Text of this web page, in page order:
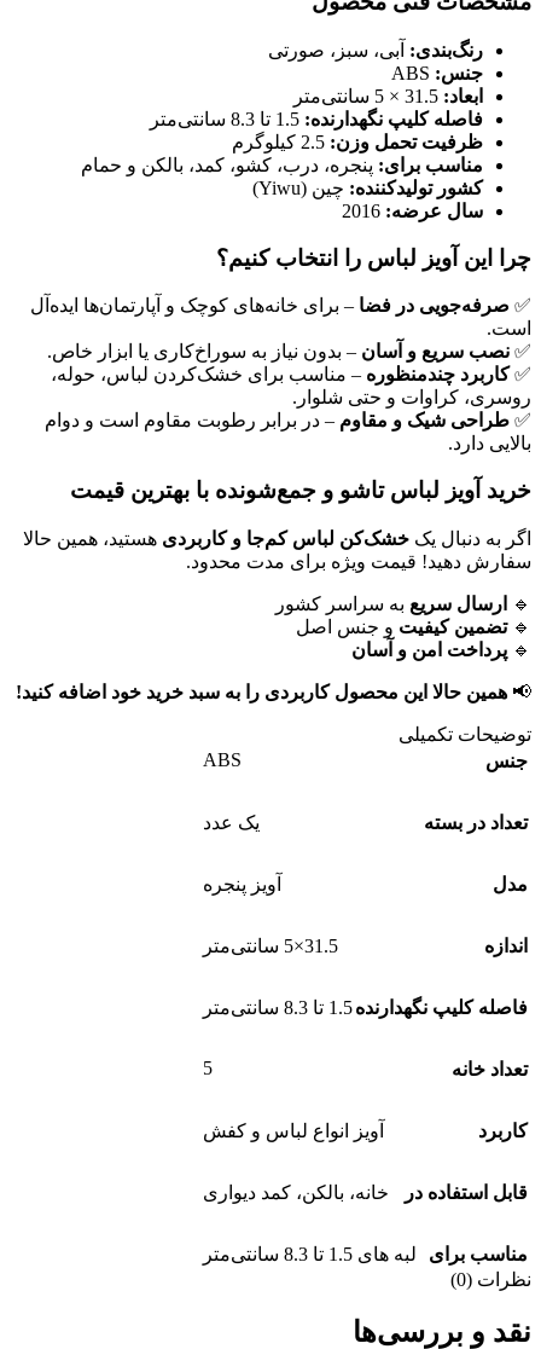
رنگ‌بندی: آبی، سبز، صورتی
جنس:
ابعاد:
فاصله کلیپ نگهدارنده:
ظرفیت تحمل وزن:
مناسب برای: پنجره، درب، کشو، کمد، بالکن و حمام
کشور تولیدکننده: چین (Yiwu)
سال عرضه:
چرا این آویز لباس را انتخاب کنیم؟
✅ صرفه‌جویی در فضا – برای خانه‌های کوچک و آپارتمان‌ها ایده‌آل
است.
✅ نصب سریع و آسان – بدون نیاز به سوراخ‌کاری یا ابزار خاص.
✅کاربرد چندمنظوره – مناسب برای خشک‌کردن لباس، حوله،
روسری، کراوات و حتی شلوار.
✅ طراحی شیک و مقاوم – در برابر رطوبت مقاوم است و دوام
بالایی دارد.
خرید آویز لباس تاشو و جمع‌شونده با بهترین قیمت
اگر به دنبال یک خشک‌کن لباس کم‌جا و کاربردی هستید، همین حالا
سفارش دهید! قیمت ویژه برای مدت محدود.
🔹 ارسال سریع به سراسر کشور
🔹تضمین کیفیت و جنس اصل
🔹 پرداخت امن و آسان
📢 همین حالا این محصول کاربردی را به سبد خرید خود اضافه کنید!
توضیحات تکمیلی
جنس
ABS
تعداد در بسته یک عدد
مدل آویز پنجره
اندازه 31.5×5 سانتی‌متر
فاصله کلیپ نگهدارنده1.5 تا 8.3 سانتی‌متر
تعداد خانه 5
کاربرد آویز انواع لباس و کفش
قابل استفاده در خانه، بالکن، کمد دیواری
مناسب برای
لبه های 1.5 تا 8.3 سانتی‌متر
نظرات (0)
نقد و بررسی‌ها